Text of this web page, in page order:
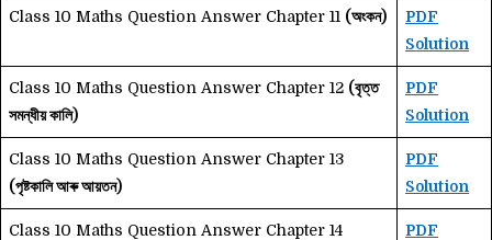
Class 10 Maths Question Answer Chapter 11 (অংকন)
PDF
Solution
Class 10 Maths Question Answer Chapter 12 (বৃত্ত
সমন্ধীয় কালি)
PDF
Solution
Class 10 Maths Question Answer Chapter 13
(পৃষ্টকালি আৰু আয়তন)
PDF
Solution
Class 10 Maths Question Answer Chapter 14
PDF